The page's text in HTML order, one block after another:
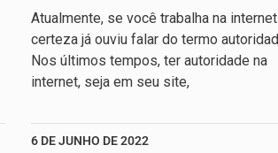
Atualmente, se você trabalha na
certeza já ouviu falar do termo
Nos últimos tempos, ter autoridade na
internet, seja em seu site,
6 DE JUNHO DE 2022